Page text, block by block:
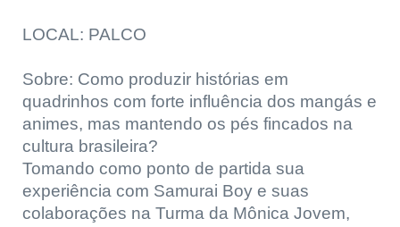
LOCAL: PALCO
Sobre: Como produzir histórias em
quadrinhos com forte influência dos mangás e
animes, mas mantendo os pés fincados na
cultura brasileira?
Tomando como ponto de partida sua
experiência com Samurai Boy e suas
colaborações na Turma da Mônica Jovem,